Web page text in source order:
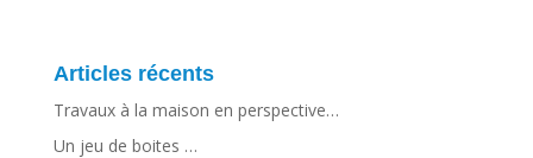
Articles récents
Travaux à la maison en perspective…
Un jeu de boites …